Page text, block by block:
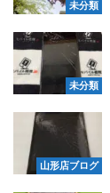
未分類
未分類
山形店ブログ